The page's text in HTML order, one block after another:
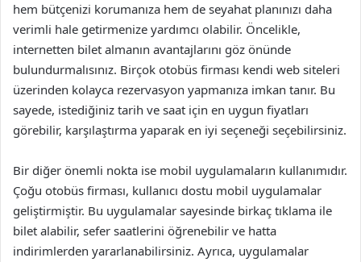
hem bütçenizi korumanıza hem de seyahat planınızı daha
verimli hale getirmenize yardımcı olabilir. Öncelikle,
internetten bilet almanın avantajlarını göz önünde
bulundurmalısınız. Birçok otobüs firması kendi web siteleri
üzerinden kolayca rezervasyon yapmanıza imkan tanır. Bu
sayede, istediğiniz tarih ve saat için en uygun fiyatları
görebilir, karşılaştırma yaparak en iyi seçeneği seçebilirsiniz.
Bir diğer önemli nokta ise mobil uygulamaların kullanımıdır.
Çoğu otobüs firması, kullanıcı dostu mobil uygulamalar
geliştirmiştir. Bu uygulamalar sayesinde birkaç tıklama ile
bilet alabilir, sefer saatlerini öğrenebilir ve hatta
indirimlerden yararlanabilirsiniz. Ayrıca, uygulamalar